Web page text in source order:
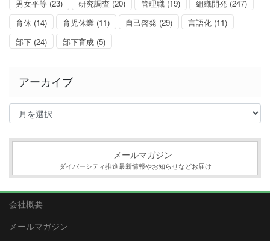
男女平等 (23) 研究調査 (20) 管理職 (19) 組織開発 (247)
育休 (14) 育児休業 (11) 自己啓発 (29) 言語化 (11)
部下 (24) 部下育成 (5)
アーカイブ
ア
イ
メールマガジン
ダイバーシティ推進最新情報やお知らせなどお届け
会社概要
メールマガジン